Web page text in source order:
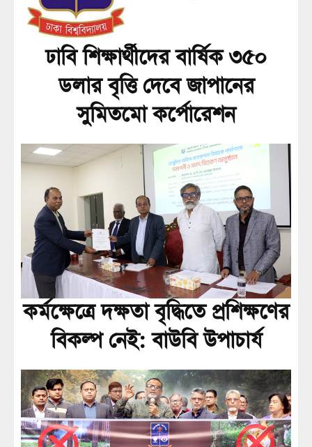
ঢাবি শিক্ষার্থীদের বার্ষিক ৩৫০
ডলার বৃত্তি দেবে জাপানের
সুমিতমো কর্পোরেশন
কর্মক্ষেত্রে দক্ষতা বৃদ্ধিতে প্রশিক্ষণের
বিকল্প নেই: বাউবি উপাচার্য